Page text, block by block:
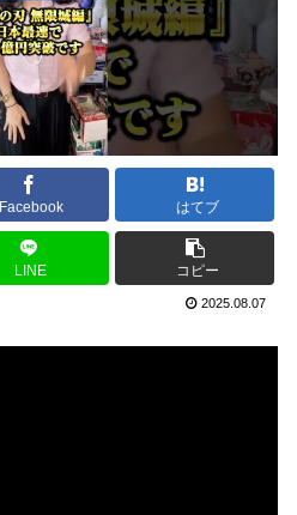
Facebook はてブ
LINE コピー
2025.08.07